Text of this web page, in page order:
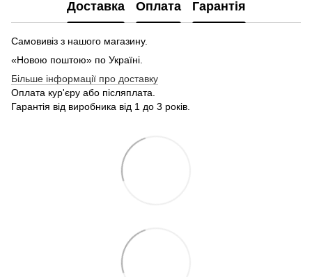
Доставка Оплата Гарантія
Самовивіз з нашого магазину.
«Новою поштою» по Україні.
Більше інформації про доставку
Оплата кур'єру або післяплата.
Гарантія від виробника від 1 до 3 років.